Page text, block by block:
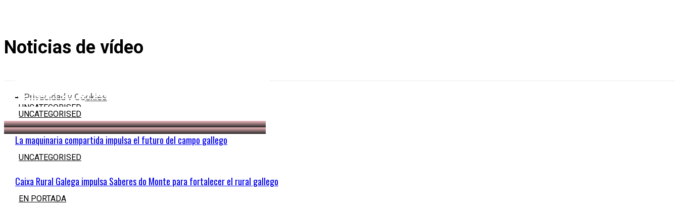
Noticias de vídeo
Privacidad y Cookies
Aviso legal
UNCATEGORISED
La maquinaria compartida impulsa el futuro del campo gallego
UNCATEGORISED
Caixa Rural Galega impulsa Saberes do Monte para fortalecer el rural gallego
EN PORTADA
AL MES POR LA BAJADA DEL PRECIO DE LA LECHE
UNCATEGORISED